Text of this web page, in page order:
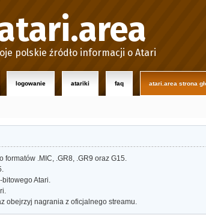
polskie źródło informacji o Atari
logowanie atariki faq atari.area strona
formatów .MIC, .GR8, .GR9 oraz G15.
bitowego Atari.
obejrzyj nagrania z oficjalnego streamu.